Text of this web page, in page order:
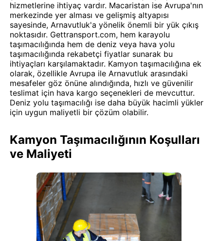
hizmetlerine ihtiyaç vardır. Macaristan ise Avrupa'nın
merkezinde yer alması ve gelişmiş altyapısı
sayesinde, Arnavutluk'a yönelik önemli bir yük çıkış
noktasıdır. Gettransport.com, hem karayolu
taşımacılığında hem de deniz veya hava yolu
taşımacılığında rekabetçi fiyatlar sunarak bu
ihtiyaçları karşılamaktadır. Kamyon taşımacılığına ek
olarak, özellikle Avrupa ile Arnavutluk arasındaki
mesafeler göz önüne alındığında, hızlı ve güvenilir
teslimat için hava kargo seçenekleri de mevcuttur.
Deniz yolu taşımacılığı ise daha büyük hacimli yükler
için uygun maliyetli bir çözüm olabilir.
Kamyon Taşımacılığının Koşulları
ve Maliyeti